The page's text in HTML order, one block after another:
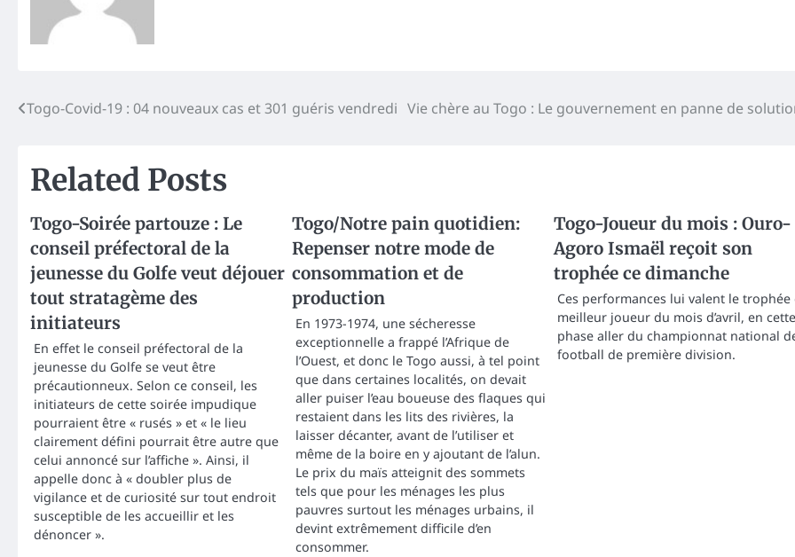
Post
Togo-Covid-19 : 04 nouveaux cas et 301 guéris vendredi Vie chère au Togo : Le gouvernement en panne de
Related Posts
Togo-Soirée partouze : Le
conseil préfectoral de la
jeunesse du Golfe veut déjouer
tout stratagème des
initiateurs
En effet le conseil préfectoral de la
jeunesse du Golfe se veut être
précautionneux. Selon ce conseil, les
initiateurs de cette soirée impudique
pourraient être « rusés » et « le lieu
clairement défini pourrait être autre que
celui annoncé sur l’affiche ». Ainsi, il
appelle donc à « doubler plus de
vigilance et de curiosité sur tout endroit
susceptible de les accueillir et les
dénoncer ».
Togo/Notre pain quotidien:
Repenser notre mode de
consommation et de
production
En 1973-1974, une sécheresse
exceptionnelle a frappé l’Afrique de
l’Ouest, et donc le Togo aussi, à tel point
que dans certaines localités, on devait
aller puiser l’eau boueuse des flaques qui
restaient dans les lits des rivières, la
laisser décanter, avant de l’utiliser et
même de la boire en y ajoutant de l’alun.
Le prix du maïs atteignit des sommets
tels que pour les ménages les plus
pauvres surtout les ménages urbains, il
devint extrêmement difficile d’en
consommer.
Togo-Joueur du mois : Ouro-
Agoro Ismaël reçoit son
trophée ce dimanche
Ces performances lui valent le trophée
meilleur joueur du mois d’avril, en cette
phase aller du championnat national
football de première division.